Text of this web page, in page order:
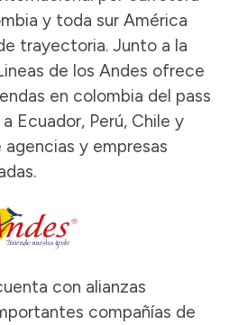
y toda sur América
trayectoria. Junto a la
de los Andes ofrece
en colombia del pass
Ecuador, Perú, Chile y
y empresas
con alianzas
compañías de